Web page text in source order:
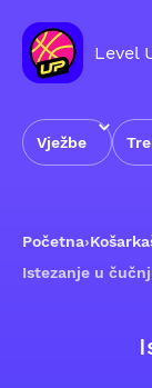
Level
Vježbe
Početna›
Istezanje u